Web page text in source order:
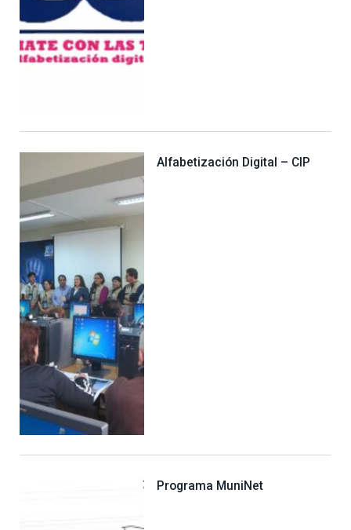
Alfabetización Digital – CIP
Programa MuniNet